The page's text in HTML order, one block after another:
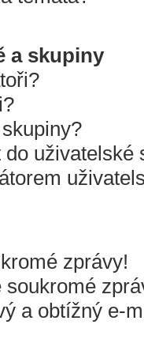
a skupiny
uživatelské
zprávy!
soukromé
a obtížný e-